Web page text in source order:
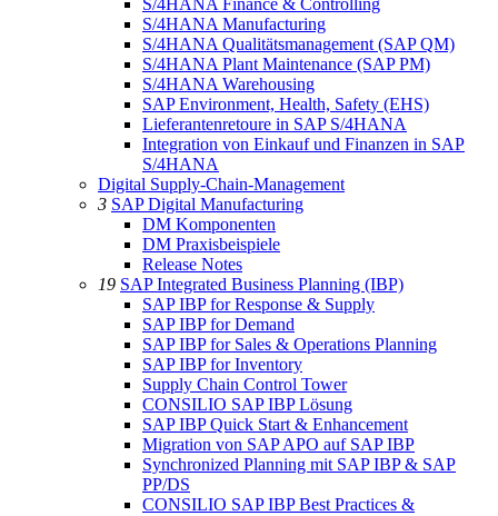
S/4HANA Finance & Controlling
S/4HANA Manufacturing
S/4HANA Qualitätsmanagement (SAP QM)
S/4HANA Plant Maintenance (SAP PM)
S/4HANA Warehousing
SAP Environment, Health, Safety (EHS)
Lieferantenretoure in SAP S/4HANA
Integration von Einkauf und Finanzen in SAP
S/4HANA
Digital Supply-Chain-Management
3 SAP Digital Manufacturing
DM Komponenten
DM Praxisbeispiele
Release Notes
19 SAP Integrated Business Planning (IBP)
SAP IBP for Response & Supply
SAP IBP for Demand
SAP IBP for Sales & Operations Planning
SAP IBP for Inventory
Supply Chain Control Tower
CONSILIO SAP IBP Lösung
SAP IBP Quick Start & Enhancement
Migration von SAP APO auf SAP IBP
Synchronized Planning mit SAP IBP & SAP
PP/DS
CONSILIO SAP IBP Best Practices &